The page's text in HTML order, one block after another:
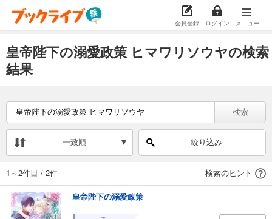
会員登録 ログイン メニュー
皇帝陛下の溺愛政策 ヒマワリソウヤの検索
結果
検索
一致順 絞り込み
1～2件目 / 2件 検索のヒント
皇帝陛下の溺愛政策